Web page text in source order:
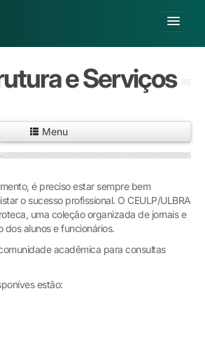
Matricule-se
e Serviços
Menu
é preciso estar sempre bem
o sucesso profissional. O CEULP/ULBRA
uma coleção organizada de jornais e
dos alunos e funcionários.
acadêmica para consultas
estão: